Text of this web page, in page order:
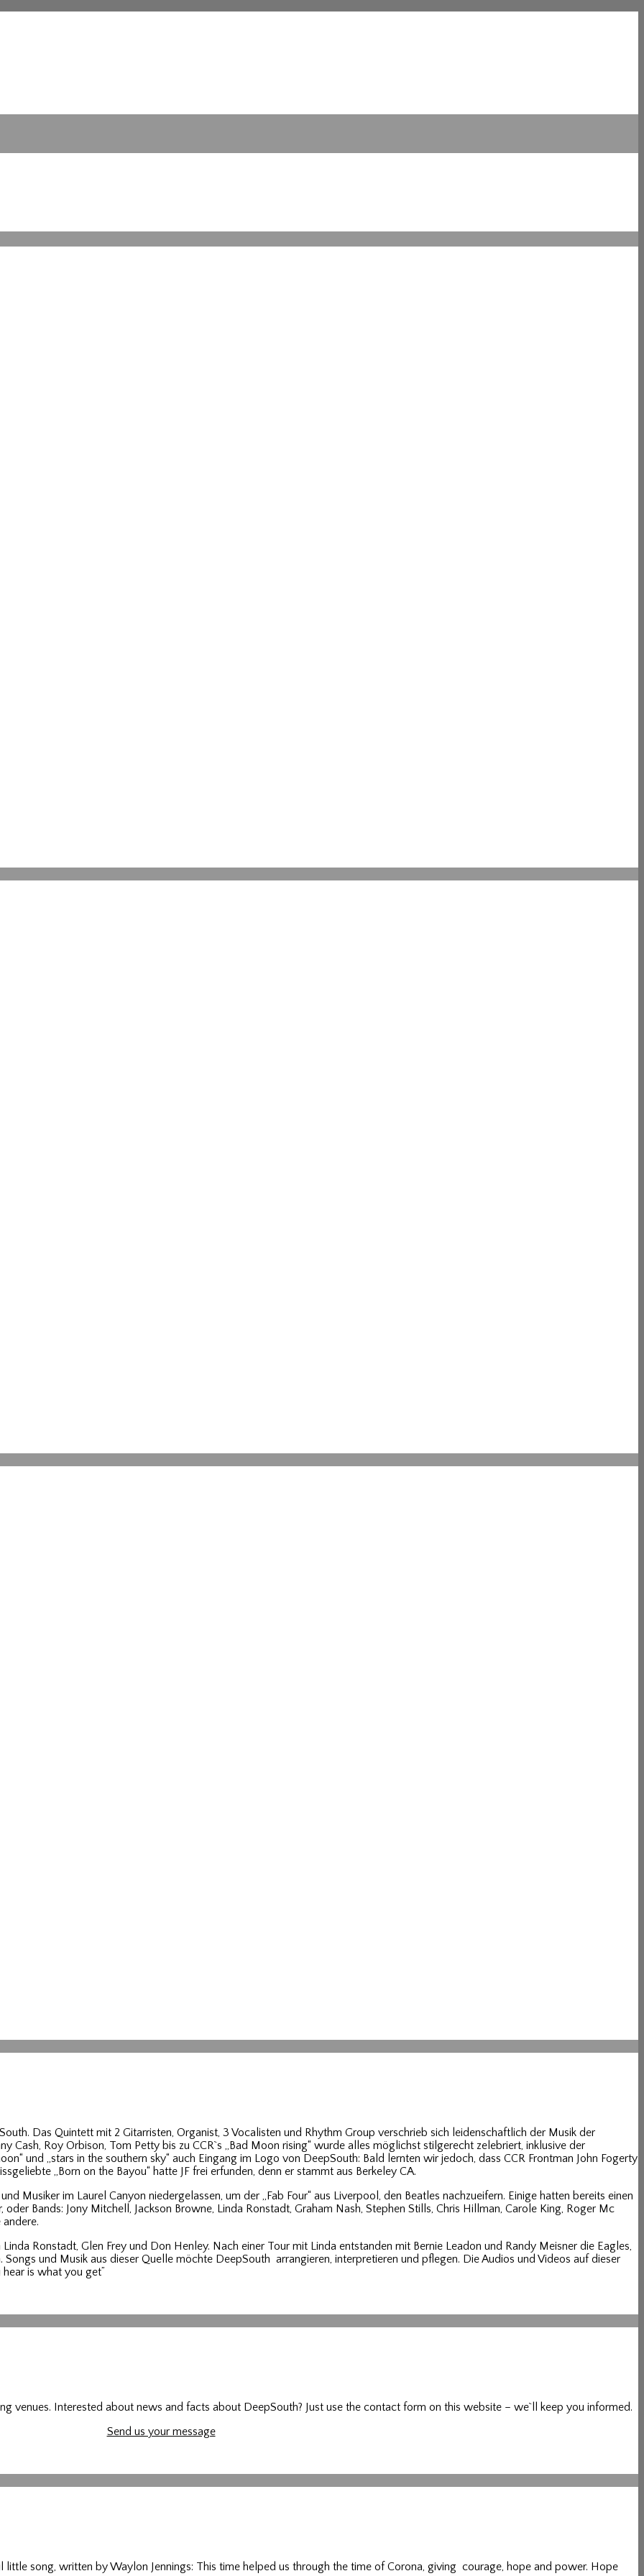
Das Quintett mit 2 Gitarristen, Organist, 3 Vocalisten und Rhythm Group verschrieb sich leidenschaftlich der Musik der
Cash, Roy Orbison, Tom Petty bis zu CCR`s „Bad Moon rising“ wurde alles möglichst stilgerecht zelebriert, inklusive der
und „stars in the southern sky“ auch Eingang im Logo von DeepSouth: Bald lernten wir jedoch, dass CCR Frontman John Fogerty
„Born on the Bayou“ hatte JF frei erfunden, denn er stammt aus Berkeley CA.
Musiker im Laurel Canyon niedergelassen, um der „Fab Four“ aus Liverpool, den Beatles nachzueifern. Einige hatten bereits einen
Bands: Jony Mitchell, Jackson Browne, Linda Ronstadt, Graham Nash, Stephen Stills, Chris Hillman, Carole King, Roger Mc
Ronstadt, Glen Frey und Don Henley. Nach einer Tour mit Linda entstanden mit Bernie Leadon und Randy Meisner die Eagles,
und Musik aus dieser Quelle möchte DeepSouth arrangieren, interpretieren und pflegen. Die Audios und Videos auf dieser
is what you get”
venues. Interested about news and facts about DeepSouth? Just use the contact form on this website – we`ll keep you informed.
Send us your message
song, written by Waylon Jennings: This time helped us through the time of Corona, giving courage, hope and power. Hope